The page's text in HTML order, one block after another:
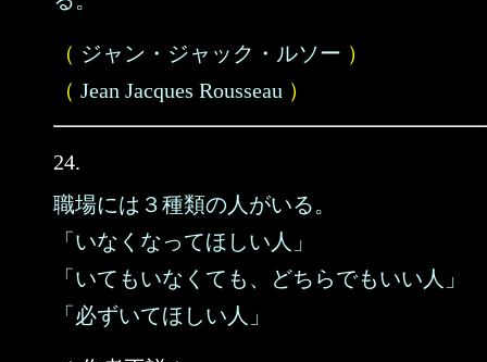
（ ジャン・ジャック・ルソー ）
（ Jean Jacques Rousseau ）
24.
職場には３種類の人がいる。
「いなくなってほしい人」
「いてもいなくても、どちらでもいい人」
「必ずいてほしい人」